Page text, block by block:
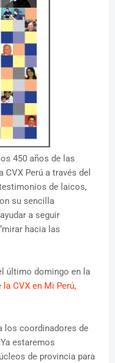
450 años de las
Perú a través del
de laicos,
su sencilla
a seguir
hacia las
último domingo en la
CVX en Mi Perú,
los coordinadores de
estaremos
de provincia para